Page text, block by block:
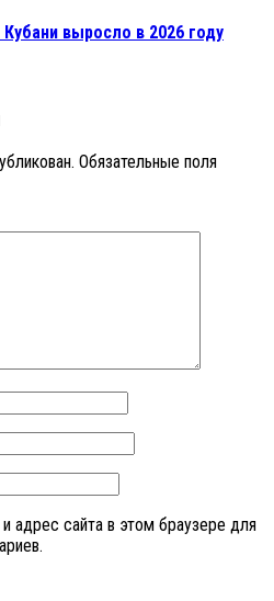
выросло в 2026 году
Обязательные поля
адрес сайта в этом браузере для